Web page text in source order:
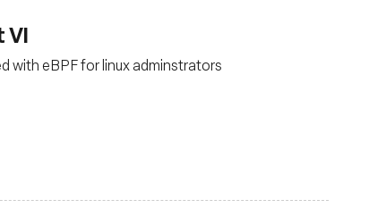
VI
with eBPF for linux adminstrators